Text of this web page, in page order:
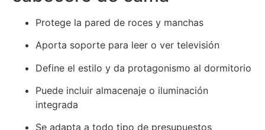
Protege la pared de roces y manchas
Aporta soporte para leer o ver televisión
Define el estilo y da protagonismo al dormitorio
Puede incluir almacenaje o iluminación
integrada
Se adapta a todo tipo de presupuestos